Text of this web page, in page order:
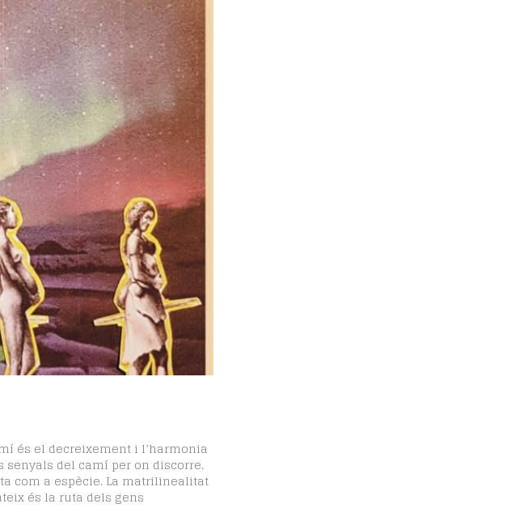
és el decreixement i l’harmonia
del camí per on discorre.
com a espècie. La matrilinealitat
és la ruta dels gens